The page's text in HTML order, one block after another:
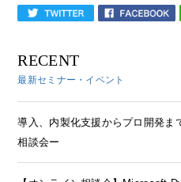
RECENT
最新セミナー・イベント
導入、内製化支援からプロ開発ま
相談会ー